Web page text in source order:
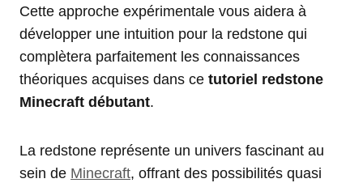
Cette approche expérimentale vous aidera à
développer une intuition pour la redstone qui
complètera parfaitement les connaissances
théoriques acquises dans ce tutoriel redstone
Minecraft débutant.
La redstone représente un univers fascinant au
sein de Minecraft, offrant des possibilités quasi